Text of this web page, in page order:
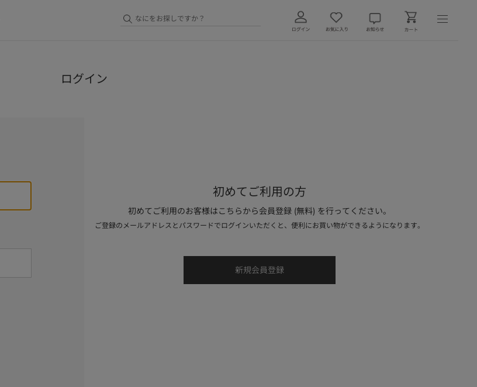
ログイン
初めてご利用の方
初めてご利用のお客様はこちらから会員登録 (無料) を行ってください。
ご登録のメールアドレスとパスワードでログインいただくと、便利にお買い物ができるようになります。